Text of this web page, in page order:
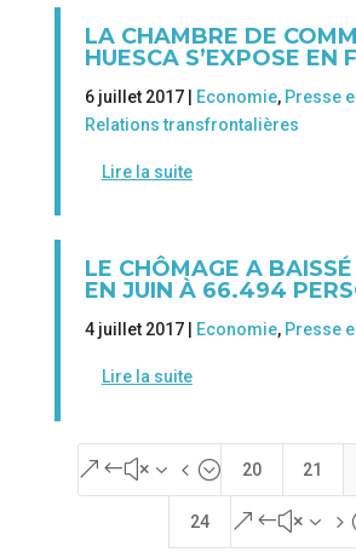
LA CHAMBRE DE
HUESCA S’EXPOSE EN
6 juillet 2017 | Economie, Presse
Relations transfrontalières
Lire la suite
LE CHÔMAGE A
EN JUIN À 66.494
4 juillet 2017 | Economie, Presse
Lire la suite
&#x34; 20 21
24